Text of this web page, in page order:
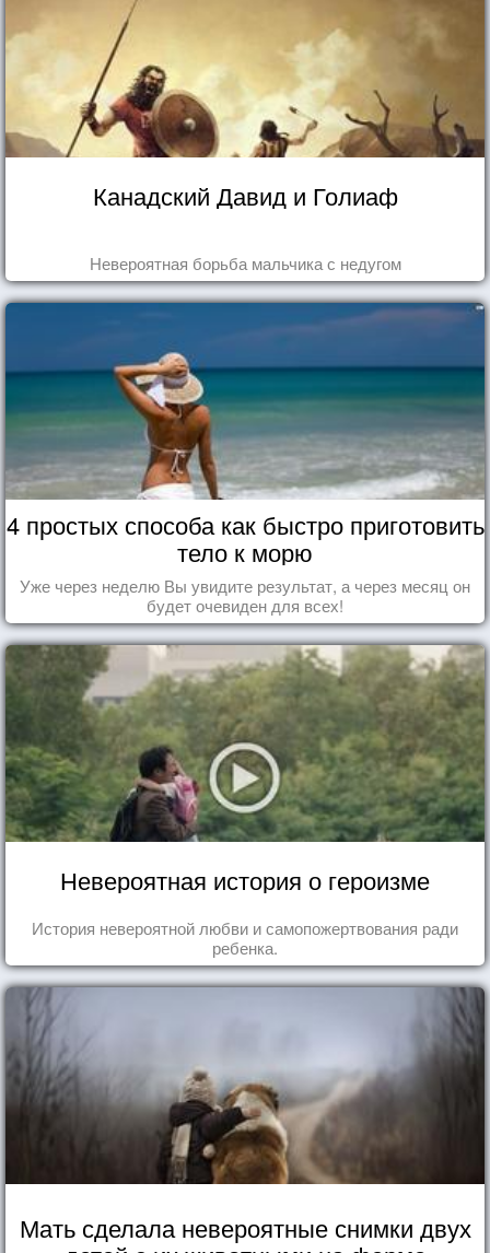
Канадский Давид и Голиаф
Невероятная борьба мальчика с недугом
4 простых способа как быстро приготовить
тело к морю
Уже через неделю Вы увидите результат, а через месяц он
будет очевиден для всех!
Невероятная история о героизме
История невероятной любви и самопожертвования ради
ребенка.
Мать сделала невероятные снимки двух